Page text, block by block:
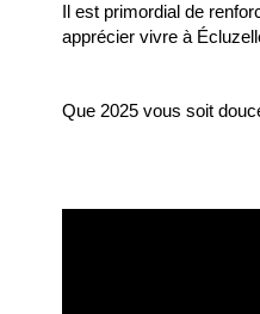
Il est primordial de
apprécier vivre à
Que 2025 vous soit